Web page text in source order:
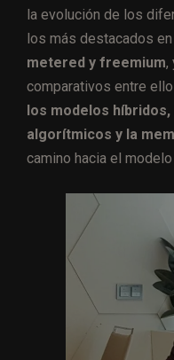
la evolución de los
los más destacados
metered y freemium,
comparativos entre
los modelos
algorítmicos y la
camino hacia el